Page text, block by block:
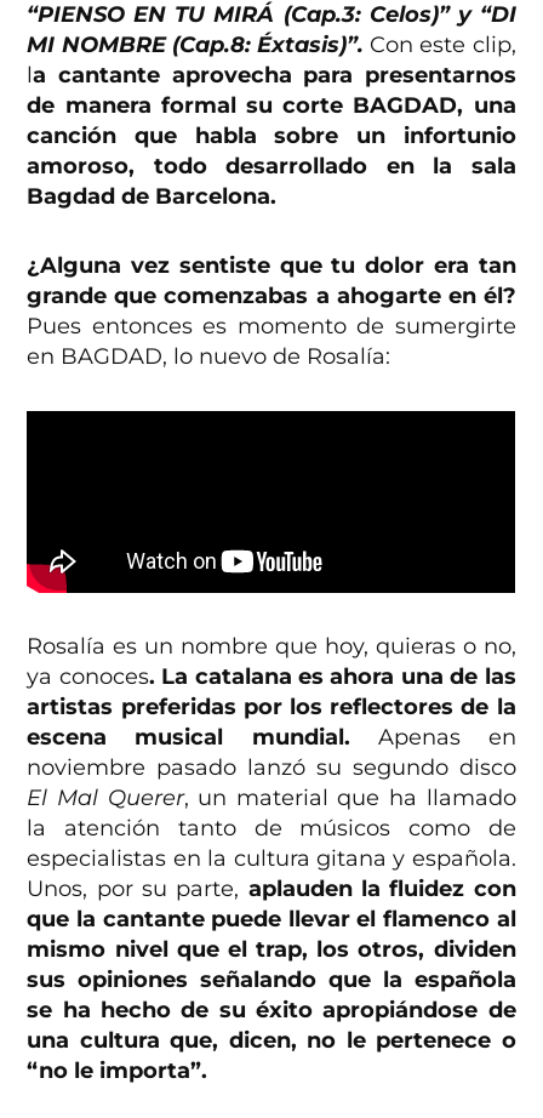
“PIENSO EN TU MIRÁ (Cap.3: Celos)” y “DI
MI NOMBRE (Cap.8: Éxtasis)”. Con este clip,
la cantante aprovecha para presentarnos
de manera formal su corte BAGDAD, una
canción que habla sobre un infortunio
amoroso, todo desarrollado en la sala
Bagdad de Barcelona.
¿Alguna vez sentiste que tu dolor era tan
grande que comenzabas a ahogarte en él?
Pues entonces es momento de sumergirte
en BAGDAD, lo nuevo de Rosalía:
Rosalía es un nombre que hoy, quieras o no,
ya conoces. La catalana es ahora una de las
artistas preferidas por los reflectores de la
escena musical mundial. Apenas en
noviembre pasado lanzó su segundo disco
El Mal Querer, un material que ha llamado
la atención tanto de músicos como de
especialistas en la cultura gitana y española.
Unos, por su parte, aplauden la fluidez con
que la cantante puede llevar el flamenco al
mismo nivel que el trap, los otros, dividen
sus opiniones señalando que la española
se ha hecho de su éxito apropiándose de
una cultura que, dicen, no le pertenece o
“no le importa”.